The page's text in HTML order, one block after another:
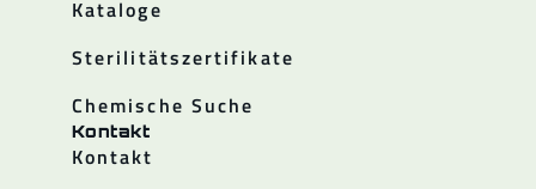
Kataloge
Sterilitätszertifikate
Chemische Suche
Kontakt
Kontakt